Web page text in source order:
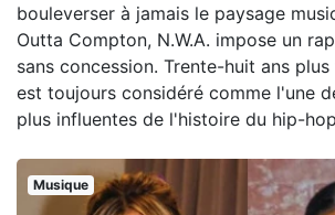
bouleverser à jamais le paysage
Outta Compton, N.W.A. impose un
sans concession. Trente-huit ans
est toujours considéré comme l'une
plus influentes de l'histoire du hip-
Musique